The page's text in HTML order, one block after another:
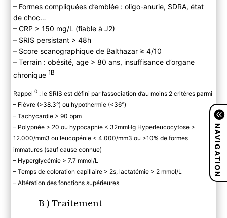
– Formes compliquées d’emblée : oligo-anurie, SDRA, état
de choc…
– CRP > 150 mg/L (fiable à J2)
– SRIS persistant > 48h
– Score scanographique de Balthazar ≥ 4/10
– Terrain : obésité, age > 80 ans, insuffisance d’organe
chronique 1B
Rappel 0 : le SRIS est défini par l’association d’au moins 2 critères parmi
– Fièvre (>38.3°) ou hypothermie (<36°)
– Tachycardie > 90 bpm
– Polypnée > 20 ou hypocapnie < 32mmHg Hyperleucocytose >
12.000/mm3 ou leucopénie < 4.000/mm3 ou >10% de formes
immatures (sauf cause connue)
– Hyperglycémie > 7.7 mmol/L
– Temps de coloration capillaire > 2s, lactatémie > 2 mmol/L
– Altération des fonctions supérieures
B ) Traitement
NAVIGATION